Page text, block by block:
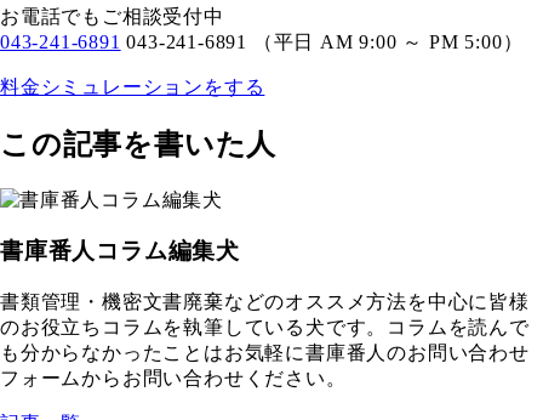
お電話でもご相談受付中
043-241-6891 043-241-6891 （平日 AM 9:00 ～ PM 5:00）
料金シミュレーションをする
この記事を書いた人
書庫番人コラム編集犬
書類管理・機密文書廃棄などのオススメ方法を中心に皆様
のお役立ちコラムを執筆している犬です。コラムを読んで
も分からなかったことはお気軽に書庫番人のお問い合わせ
フォームからお問い合わせください。